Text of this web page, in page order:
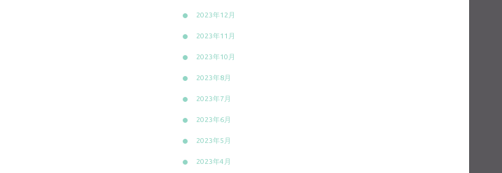
2023年12月
2023年11月
2023年10月
2023年8月
2023年7月
2023年6月
2023年5月
2023年4月